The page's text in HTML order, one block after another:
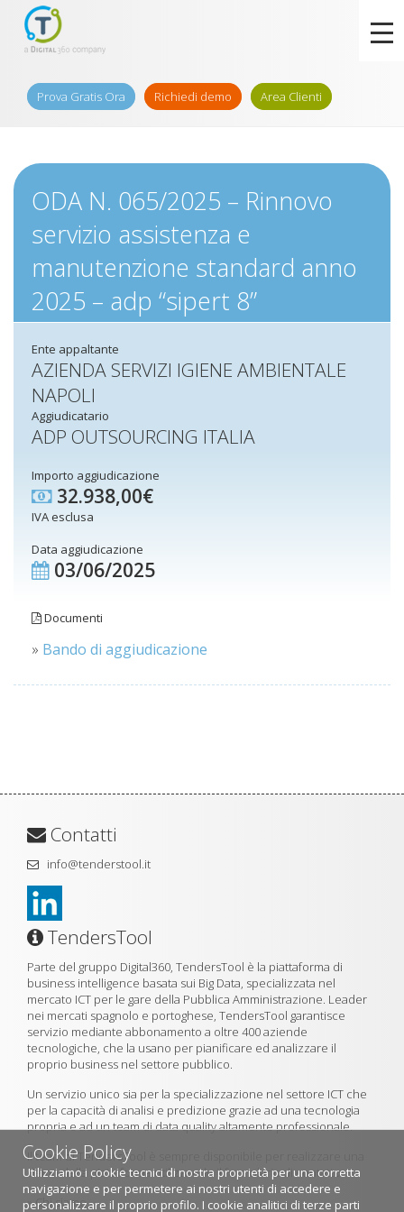
Prova Gratis Ora Richiedi demo Area Clienti
Cookie Policy
Utilizziamo i cookie tecnici di nostra proprietà per una corretta
navigazione e per permetere ai nostri utenti di accedere e
personalizzare il proprio profilo. I cookie analitici di terze parti
ODA N. 065/2025 – Rinnovo
servizio assistenza e
manutenzione standard anno
2025 – adp “sipert 8”
Ente appaltante
AZIENDA SERVIZI IGIENE AMBIENTALE
NAPOLI
Aggiudicatario
ADP OUTSOURCING ITALIA
Importo aggiudicazione
32.938,00€
IVA esclusa
Data aggiudicazione
03/06/2025
Documenti
» Bando di aggiudicazione
Contatti
info@tenderstool.it
TendersTool
Parte del gruppo Digital360, TendersTool è la piattaforma di
business intelligence basata sui Big Data, specializzata nel
mercato ICT per le gare della Pubblica Amministrazione. Leader
nei mercati spagnolo e portoghese, TendersTool garantisce
servizio mediante abbonamento a oltre 400 aziende
tecnologiche, che la usano per pianificare ed analizzare il
proprio business nel settore pubblico.
Un servizio unico sia per la specializzazione nel settore ICT che
per la capacità di analisi e predizione grazie ad una tecnologia
propria e ad un team di data quality altamente professionale.
Il team di TendersTool è sempre disponibile per realizzare una
demo della piattaforma utilizzando il formulario di contatto.
»Chi siamo